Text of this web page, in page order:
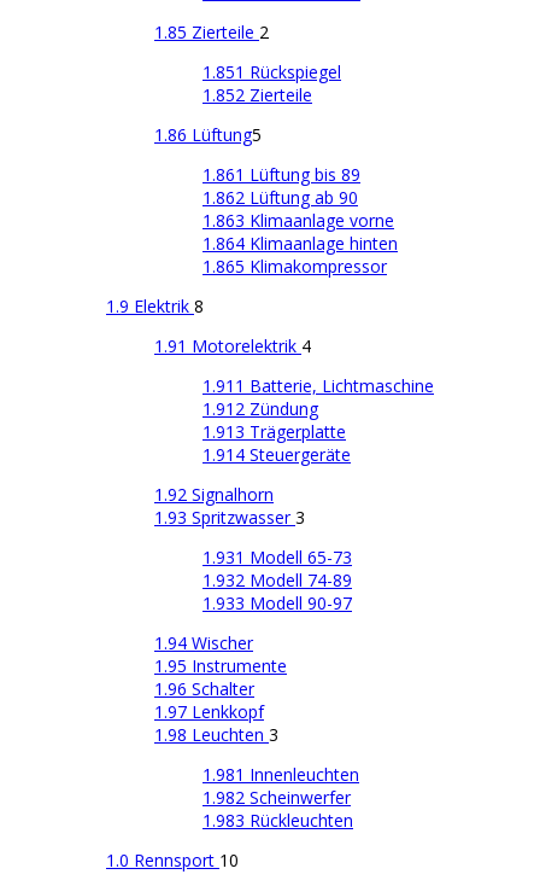
1.85 Zierteile 2
1.851 Rückspiegel
1.852 Zierteile
1.86 Lüftung5
1.861 Lüftung bis 89
1.862 Lüftung ab 90
1.863 Klimaanlage vorne
1.864 Klimaanlage hinten
1.865 Klimakompressor
1.9 Elektrik 8
1.91 Motorelektrik 4
1.911 Batterie, Lichtmaschine
1.912 Zündung
1.913 Trägerplatte
1.914 Steuergeräte
1.92 Signalhorn
1.93 Spritzwasser3
1.931 Modell 65-73
1.932 Modell 74-89
1.933 Modell 90-97
1.94 Wischer
1.95 Instrumente
1.96 Schalter
1.97 Lenkkopf
1.98 Leuchten 3
1.981 Innenleuchten
1.982 Scheinwerfer
1.983 Rückleuchten
1.0 Rennsport 10